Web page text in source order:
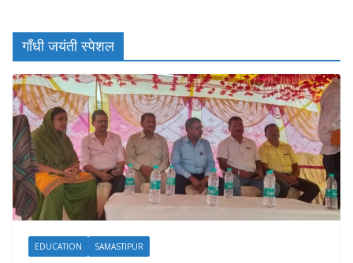
गाँधी जयंती स्पेशल
EDUCATION SAMASTIPUR